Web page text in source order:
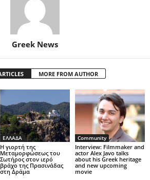
Greek News
MORE FROM AUTHOR
ΕΛΛΑΔΑ
Η γιορτή της
Μεταμορφώσεως του
Σωτήρος στον ιερό
βράχο της Πρασινάδας
στη Δράμα
Community
Interview: Filmmaker and
actor Alex Javo talks
about his Greek heritage
and new upcoming
movie